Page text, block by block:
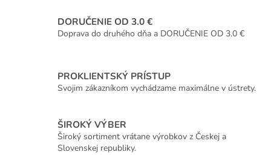
DORUČENIE OD 3.0 €
Doprava do druhého dňa a DORUČENIE OD 3.0 €
PROKLIENTSKÝ PRÍSTUP
Svojim zákazníkom vychádzame maximálne v ústrety.
ŠIROKÝ VÝBER
Široký sortiment vrátane výrobkov z Českej a
Slovenskej republiky.